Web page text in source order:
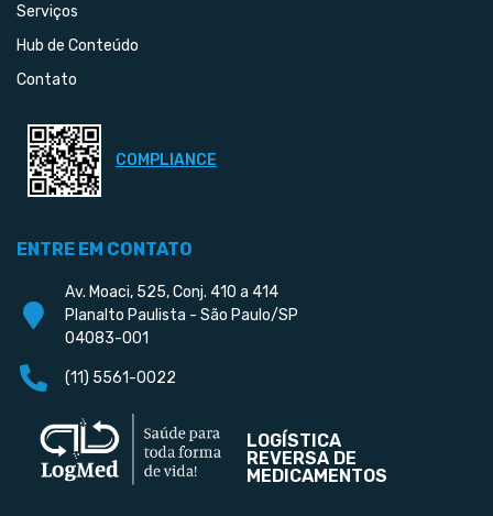
Serviços
Hub de Conteúdo
Contato
COMPLIANCE
ENTRE EM CONTATO
Av. Moaci, 525, Conj. 410 a 414
Planalto Paulista - São Paulo/SP
04083-001
(11) 5561-0022
LOGÍSTICA
REVERSA DE
MEDICAMENTOS